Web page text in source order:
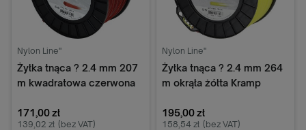
Nylon Line"
Żyłka tnąca ? 2.4 mm 207
m kwadratowa czerwona
171,00 zł
139,02 zł (bez VAT)
Nylon Line"
Żyłka tnąca ? 2.4 mm 264
m okrąła żółta Kramp
195,00 zł
158,54 zł (bez VAT)